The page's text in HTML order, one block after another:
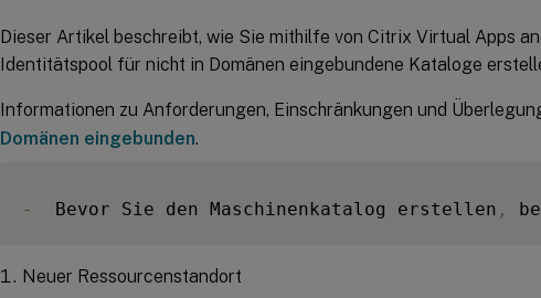
Dieser Artikel beschreibt, wie Sie mithilfe von Citrix Virtual Apps
Identitätspool für nicht in Domänen eingebundene Kataloge
Informationen zu Anforderungen, Einschränkungen und
Domänen eingebunden.
-
  Bevor Sie den Maschinenkatalog erstellen
,
Neuer Ressourcenstandort